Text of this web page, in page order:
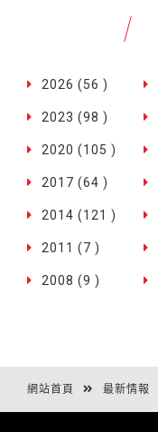
2026 (56 )
2023 (98 )
2020 (105 )
2017 (64 )
2014 (121 )
2011 (7 )
2008 (9 )
網站首頁 最新情報